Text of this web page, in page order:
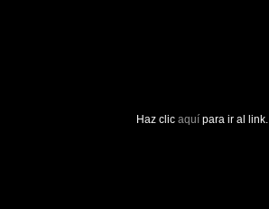
Haz clic aquí para ir al link.